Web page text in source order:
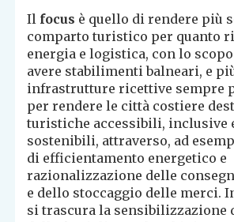
Il focus è quello di rendere più
comparto turistico per quanto
energia e logistica, con lo
avere stabilimenti balneari, e
infrastrutture ricettive sempre
per rendere le città costiere
turistiche accessibili, inclusive
sostenibili, attraverso, ad
di efficientamento energetico e
razionalizzazione delle
e dello stoccaggio delle merci.
si trascura la sensibilizzazione